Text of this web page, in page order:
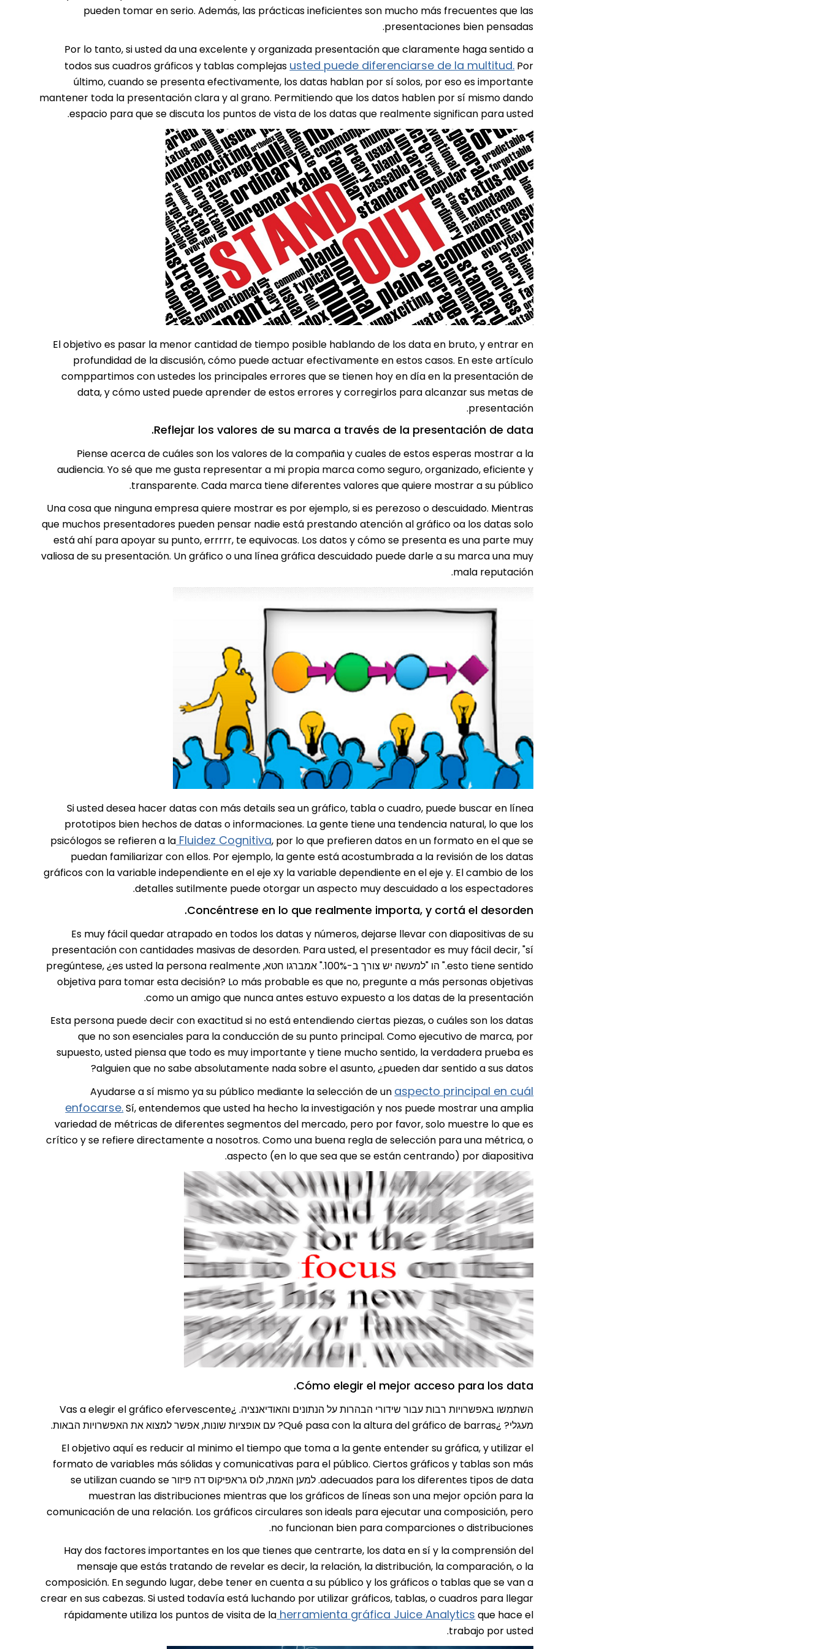
pueden tomar en serio. Además, las prácticas ineficientes son mucho más frecuentes que las
presentaciones bien pensadas.
Por lo tanto, si usted da una excelente y organizada presentación que claramente haga sentido a
todos sus cuadros gráficos y tablas complejas usted puede diferenciarse de la multitud. Por
último, cuando se presenta efectivamente, los datas hablan por sí solos, por eso es importante
mantener toda la presentación clara y al grano. Permitiendo que los datos hablen por sí mismo dando
espacio para que se discuta los puntos de vista de los datas que realmente significan para usted.
El objetivo es pasar la menor cantidad de tiempo posible hablando de los data en bruto, y entrar en
profundidad de la discusión, cómo puede actuar efectivamente en estos casos. En este artículo
comppartimos con ustedes los principales errores que se tienen hoy en día en la presentación de
data, y cómo usted puede aprender de estos errores y corregirlos para alcanzar sus metas de
presentación.
Reflejar los valores de su marca a través de la presentación de data.
Piense acerca de cuáles son los valores de la compañia y cuales de estos esperas mostrar a la
audiencia. Yo sé que me gusta representar a mi propia marca como seguro, organizado, eficiente y
transparente. Cada marca tiene diferentes valores que quiere mostrar a su público.
Una cosa que ninguna empresa quiere mostrar es por ejemplo, si es perezoso o descuidado. Mientras
que muchos presentadores pueden pensar nadie está prestando atención al gráfico oa los datas solo
está ahí para apoyar su punto, errrrr, te equivocas. Los datos y cómo se presenta es una parte muy
valiosa de su presentación. Un gráfico o una línea gráfica descuidado puede darle a su marca una muy
mala reputación.
Si usted desea hacer datas con más details sea un gráfico, tabla o cuadro, puede buscar en línea
prototipos bien hechos de datas o informaciones. La gente tiene una tendencia natural, lo que los
psicólogos se refieren a la Fluidez Cognitiva, por lo que prefieren datos en un formato en el que se
puedan familiarizar con ellos. Por ejemplo, la gente está acostumbrada a la revisión de los datas
gráficos con la variable independiente en el eje xy la variable dependiente en el eje y. El cambio de los
detalles sutilmente puede otorgar un aspecto muy descuidado a los espectadores.
Concéntrese en lo que realmente importa, y cortá el desorden.
Es muy fácil quedar atrapado en todos los datas y números, dejarse llevar con diapositivas de su
presentación con cantidades masivas de desorden. Para usted, el presentador es muy fácil decir, "sí
esto tiene sentido." הו "למעשה יש צורך ב-100%." אמברגו חטא, pregúntese, ¿es usted la persona realmente
objetiva para tomar esta decisión? Lo más probable es que no, pregunte a más personas objetivas
como un amigo que nunca antes estuvo expuesto a los datas de la presentación.
Esta persona puede decir con exactitud si no está entendiendo ciertas piezas, o cuáles son los datas
que no son esenciales para la conducción de su punto principal. Como ejecutivo de marca, por
supuesto, usted piensa que todo es muy importante y tiene mucho sentido, la verdadera prueba es
alguien que no sabe absolutamente nada sobre el asunto, ¿pueden dar sentido a sus datos?
Ayudarse a sí mismo ya su público mediante la selección de un aspecto principal en cuál
enfocarse.Sí, entendemos que usted ha hecho la investigación y nos puede mostrar una amplia
variedad de métricas de diferentes segmentos del mercado, pero por favor, solo muestre lo que es
crítico y se refiere directamente a nosotros. Como una buena regla de selección para una métrica, o
aspecto (en lo que sea que se están centrando) por diapositiva.
Cómo elegir el mejor acceso para los data.
השתמשו באפשרויות רבות עבור שידורי הבהרות על הנתונים והאודיאנציה. ¿Vas a elegir el gráfico efervescente
מעגלי? ¿Qué pasa con la altura del gráfico de barras? עם אופציות שונות, אפשר למצוא את האפשרויות הבאות.
El objetivo aquí es reducir al minimo el tiempo que toma a la gente entender su gráfica, y utilizar el
formato de variables más sólidas y comunicativas para el público. Ciertos gráficos y tablas son más
adecuados para los diferentes tipos de data. למען האמת, לוס גראפיקוס דה פיזור se utilizan cuando se
muestran las distribuciones mientras que los gráficos de líneas son una mejor opción para la
comunicación de una relación. Los gráficos circulares son ideals para ejecutar una composición, pero
no funcionan bien para comparciones o distribuciones.
Hay dos factores importantes en los que tienes que centrarte, los data en sí y la comprensión del
mensaje que estás tratando de revelar es decir, la relación, la distribución, la comparación, o la
composición. En segundo lugar, debe tener en cuenta a su público y los gráficos o tablas que se van a
crear en sus cabezas. Si usted todavía está luchando por utilizar gráficos, tablas, o cuadros para llegar
rápidamente utiliza los puntos de visita de la herramienta gráfica Juice Analytics que hace el
trabajo por usted.